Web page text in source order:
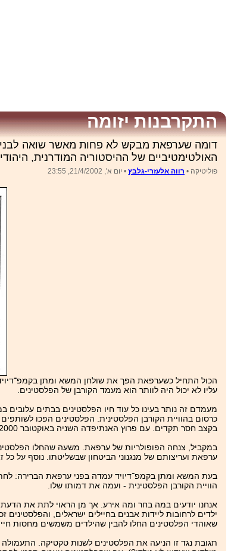
התקרבנות יזומה
דומה שערפאת מבקש לא פחות מאשר שואה לבני
האולטימטיביים של ההיסטוריה המודרנית,
פוליטיקה • רווה אלעזרי-גלבץ • יום א', 21/4/2002, 23:55
הכול התחיל כשערפאת הפך את שולחן המשא ומתן
עליו לא יכול היה לוותר הוא מעמד הקורבן של הפלסטינים.
מעמדם זה נותר בעינו כל עוד חיו הפלסטינים בבתים
כרסום בהוויית הקורבן הפלסטינית. הפלסטינים הפכו
בקצב חסר תקדים. עם פרוץ האנתיפדה השניה באוקטובר 2000, היה שיעור הצמיחה הכלכלית השנתית ברשות הפלסטינית 10 אחוזים, מהגבוהים בעולם.
במקביל, צנחה הפופולריות של ערפאת. משעה שהחלו
ערפאת ועריצותם של מנגנוני הביטחון שבשליטתו. נוסף על
בעת המשא ומתן בקמפ־דיויד עמדה בפני ערפאת הברירה:
הוויית הקורבן הפלסטינית - ועמה את דמותו שלו.
אנחנו יודעים במה בחר ומה אירע. אך מן הראוי לתת את
ילדים לרחובות ליידות אבנים בחיילים ישראלים,
שאוהדי הפלסטינים החלו להבין שהילדים משמשים מחסות
תגובת נגד זו הניעה את הפלסטינים לשנות טקטיקה.